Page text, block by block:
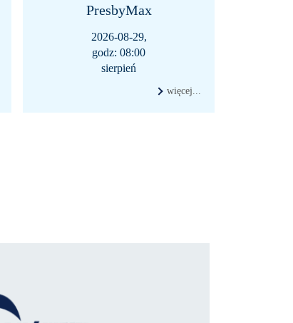
PresbyMax
2026-08-29,
godz: 08:00
sierpień
więcej...